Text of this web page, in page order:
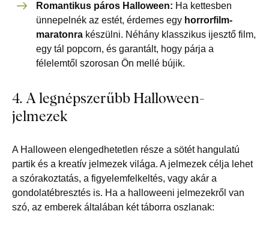
Romantikus páros Halloween: Ha kettesben
ünnepelnék az estét, érdemes egy horrorfilm-
maratonra készülni. Néhány klasszikus ijesztő film,
egy tál popcorn, és garantált, hogy párja a
félelemtől szorosan Ön mellé bújik.
4. A legnépszerűbb Halloween-
jelmezek
A Halloween elengedhetetlen része a sötét hangulatú
partik és a kreatív jelmezek világa. A jelmezek célja lehet
a szórakoztatás, a figyelemfelkeltés, vagy akár a
gondolatébresztés is. Ha a halloweeni jelmezekről van
szó, az emberek általában két táborra oszlanak: